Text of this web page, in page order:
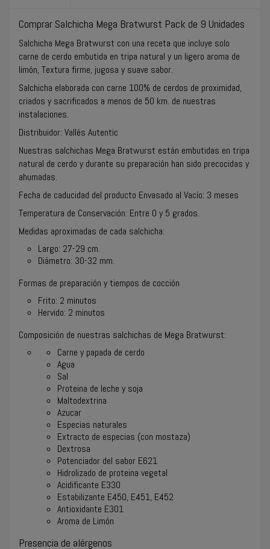
Comprar Salchicha Mega Bratwurst Pack de 9 Unidades
Salchicha Mega Bratwurst con una receta que incluye solo
carne de cerdo embutida en tripa natural y un ligero aroma de
limón, Textura firme, jugosa y suave sabor.
Salchicha elaborada con carne 100% de cerdos de proximidad,
criados y sacrificados a menos de 50 km. de nuestras
instalaciones.
Distribuidor: Vallés Autentic
Nuestras salchichas Mega Bratwurst están embutidas en tripa
natural de cerdo y durante su preparación han sido precocidas y
ahumadas.
Fecha de caducidad del producto Envasado al Vacío: 3 meses
Temperatura de Conservación: Entre 0 y 5 grados.
Medidas aproximadas de cada salchicha:
Largo: 27-29 cm.
Diámetro: 30-32 mm.
Formas de preparación y tiempos de cocción
Frito: 2 minutos
Hervido: 2 minutos
Composición de nuestras salchichas de Mega Bratwurst:
Carne y papada de cerdo
Agua
Sal
Proteina de leche y soja
Maltodextrina
Azucar
Especias naturales
Extracto de especias (con mostaza)
Dextrosa
Potenciador del sabor E621
Hidrolizado de proteina vegetal
Acidificante E330
Estabilizante E450, E451, E452
Antioxidante E301
Aroma de Limón
Presencia de alérgenos